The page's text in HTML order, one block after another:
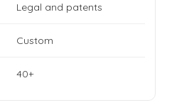
Legal and patents
Custom
40+